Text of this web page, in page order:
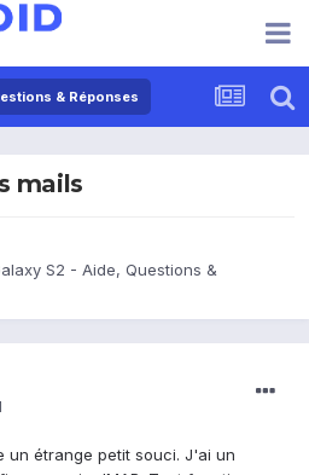
& Réponses
mails
S2 - Aide, Questions &
un étrange petit souci. J'ai un